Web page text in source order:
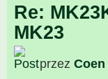
Re:
MK23
przez Coen